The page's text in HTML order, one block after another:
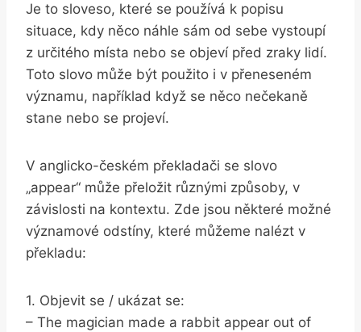
Je to sloveso, které se používá k popisu
situace, kdy něco náhle sám od sebe vystoupí⁣
z ⁣určitého místa nebo se​ objeví před zraky lidí.
Toto slovo⁤ může být ⁣použito ‍i v přeneseném
významu, například když se něco nečekaně
stane nebo se projeví.
V ⁣anglicko-českém překladači se slovo
„appear“ může přeložit různými způsoby, v‍
závislosti na kontextu. Zde jsou některé možné
významové odstíny, které můžeme nalézt v
překladu:
1. Objevit se / ukázat se:
– The magician made a ​rabbit appear ⁣out of